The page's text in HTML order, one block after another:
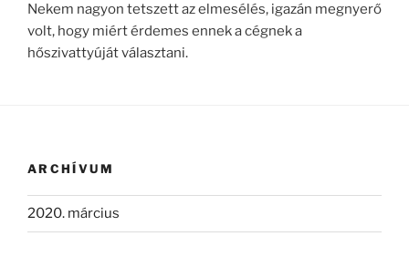
Nekem nagyon tetszett az elmesélés, igazán megnyerő
volt, hogy miért érdemes ennek a cégnek a
hőszivattyúját választani.
ARCHÍVUM
2020. március